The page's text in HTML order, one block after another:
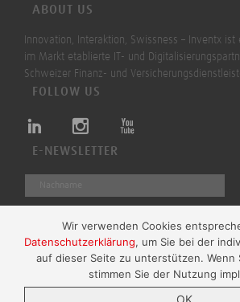
ABOUT US
Innovation, Interaktion, Swissness – Inventx ist
im Markt etablierte IT- und
Schweizer Finanz- und
FOLLOW US
E-NEWSLETTER
Absenden
Wir verwenden Cookies
Datenschutzerklärung, um Sie bei der
auf dieser Seite zu unterstützen. Wenn
stimmen Sie der Nutzung
OK